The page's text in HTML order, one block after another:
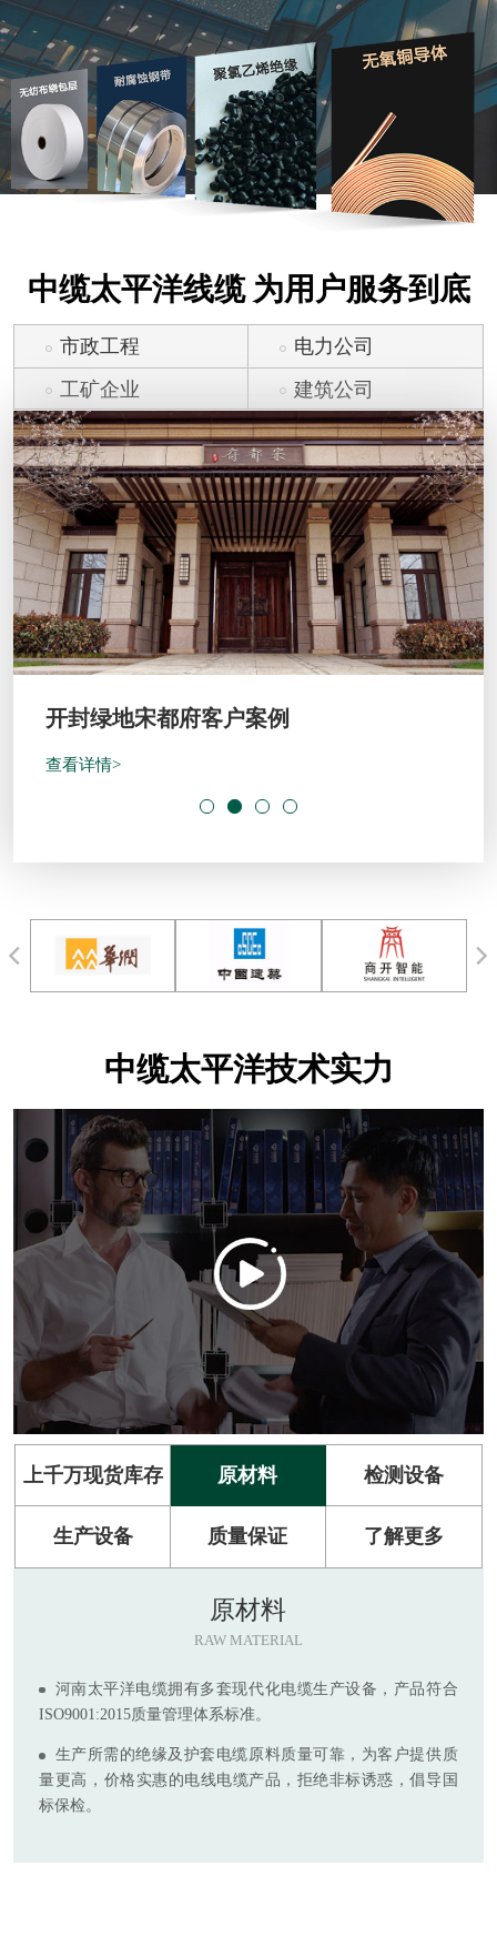
中缆太平洋线缆 为用户服务到底
市政工程
电力公司
工矿企业
建筑公司
开封绿地宋都府客户案例
查看详情>
中缆太平洋技术实力
上千万现货库存 原材料 检测设备
生产设备 质量保证 了解更多
原材料
RAW MATERIAL
河南太平洋电缆拥有多套现代化电缆生产设备，产品符合
ISO9001:2015质量管理体系标准。
生产所需的绝缘及护套电缆原料质量可靠，为客户提供质
量更高，价格实惠的电线电缆产品，拒绝非标诱惑，倡导国
标保检。